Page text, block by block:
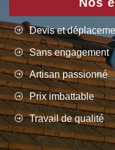
Devis et
Sans engagement
Artisan passionné
Prix imbattable
Travail de qualité